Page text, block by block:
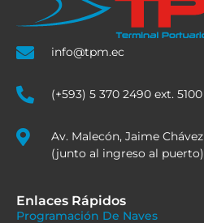
info@tpm.ec
(+593) 5 370 2490 ext. 5100
Av. Malecón, Jaime
(junto al ingreso al puerto)
Enlaces Rápidos
Programación De Naves